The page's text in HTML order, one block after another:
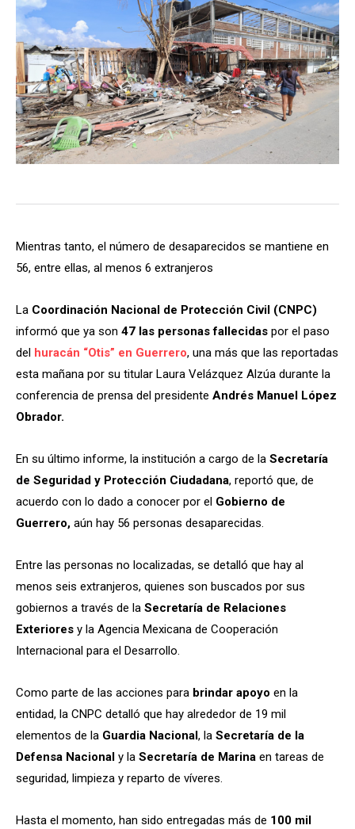
Mientras tanto, el número de desaparecidos se mantiene en
56, entre ellas, al menos 6 extranjeros
La Coordinación Nacional de Protección Civil (CNPC)
informó que ya son 47 las personas fallecidas por el paso
del huracán “Otis” en Guerrero, una más que las reportadas
esta mañana por su titular Laura Velázquez Alzúa durante la
conferencia de prensa del presidente Andrés Manuel López
Obrador.
En su último informe, la institución a cargo de la Secretaría
de Seguridad y Protección Ciudadana, reportó que, de
acuerdo con lo dado a conocer por el Gobierno de
Guerrero, aún hay 56 personas desaparecidas.
Entre las personas no localizadas, se detalló que hay al
menos seis extranjeros, quienes son buscados por sus
gobiernos a través de la Secretaría de Relaciones
Exteriores y la Agencia Mexicana de Cooperación
Internacional para el Desarrollo.
Como parte de las acciones para brindar apoyo en la
entidad, la CNPC detalló que hay alrededor de 19 mil
elementos de la Guardia Nacional, la Secretaría de la
Defensa Nacional y la Secretaría de Marina en tareas de
seguridad, limpieza y reparto de víveres.
Hasta el momento, han sido entregadas más de 100 mil